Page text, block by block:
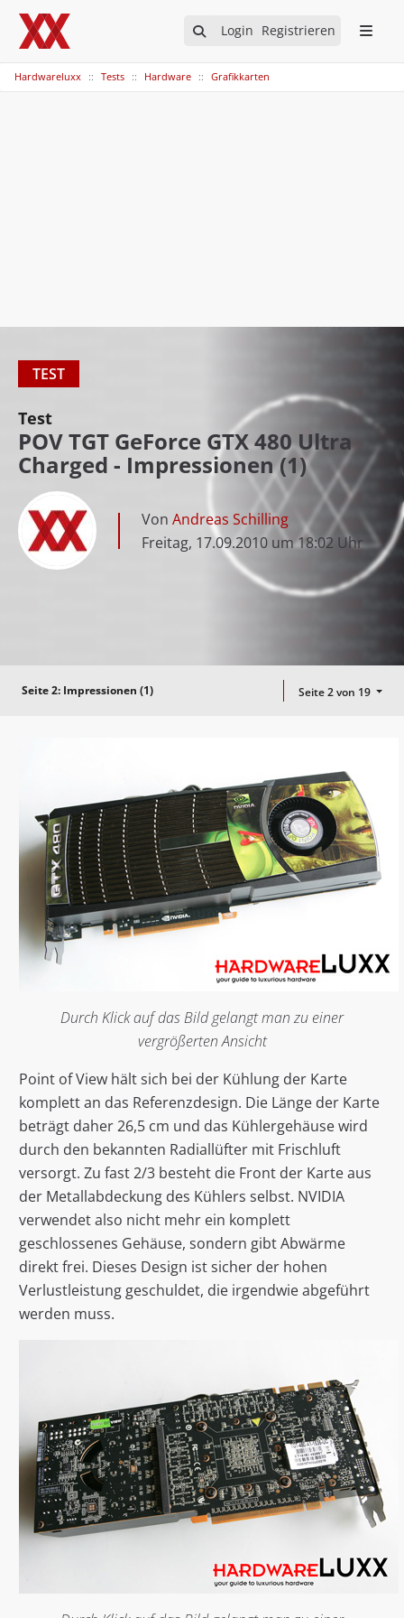
Login Registrieren
Hardwareluxx Tests Hardware Grafikkarten
TEST
Test
POV TGT GeForce GTX 480 Ultra
Charged - Impressionen (1)
Von Andreas Schilling
Freitag, 17.09.2010 um 18:02 Uhr
Seite 2: Impressionen (1) Seite 2 von 19
Durch Klick auf das Bild gelangt man zu einer
vergrößerten Ansicht
Point of View hält sich bei der Kühlung der Karte
komplett an das Referenzdesign. Die Länge der Karte
beträgt daher 26,5 cm und das Kühlergehäuse wird
durch den bekannten Radiallüfter mit Frischluft
versorgt. Zu fast 2/3 besteht die Front der Karte aus
der Metallabdeckung des Kühlers selbst. NVIDIA
verwendet also nicht mehr ein komplett
geschlossenes Gehäuse, sondern gibt Abwärme
direkt frei. Dieses Design ist sicher der hohen
Verlustleistung geschuldet, die irgendwie abgeführt
werden muss.